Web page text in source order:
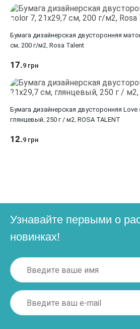
Бумага дизайнерская двусторонняя
см, 200 г/м2, Rosa Talent
17.9 грн
Бумага дизайнерская двусторонняя Love
глянцевый, 250 г / м2, ROSA TALENT
12.9 грн
Узнавайте первыми о
новинках!